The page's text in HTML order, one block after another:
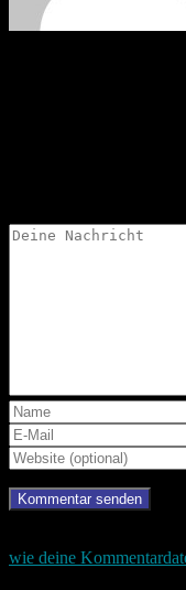
wie deine